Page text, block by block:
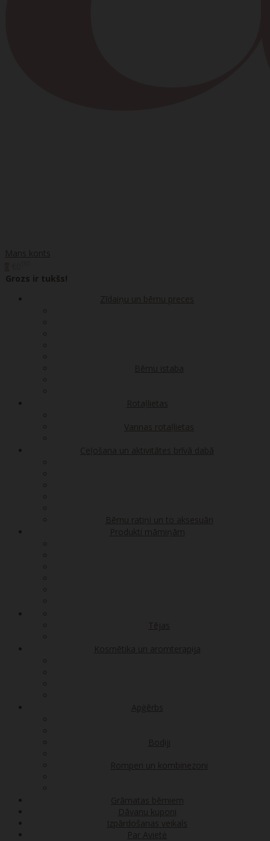
Mans konts
Grozs ir tukšs!
Zīdaiņu un bērnu preces
Bērnu istaba
Rotaļlietas
Vannas rotaļlietas
Ceļošana un aktivitātes brīvā dabā
Bērnu ratiņi un to aksesuāri
Produkti māmiņām
Tējas
Kosmētika un aromterapija
Apģērbs
Bodiji
Romperi un kombinezoni
Grāmatas bērniem
Dāvanu kuponi
Izpārdošanas veikals
Par Avietė